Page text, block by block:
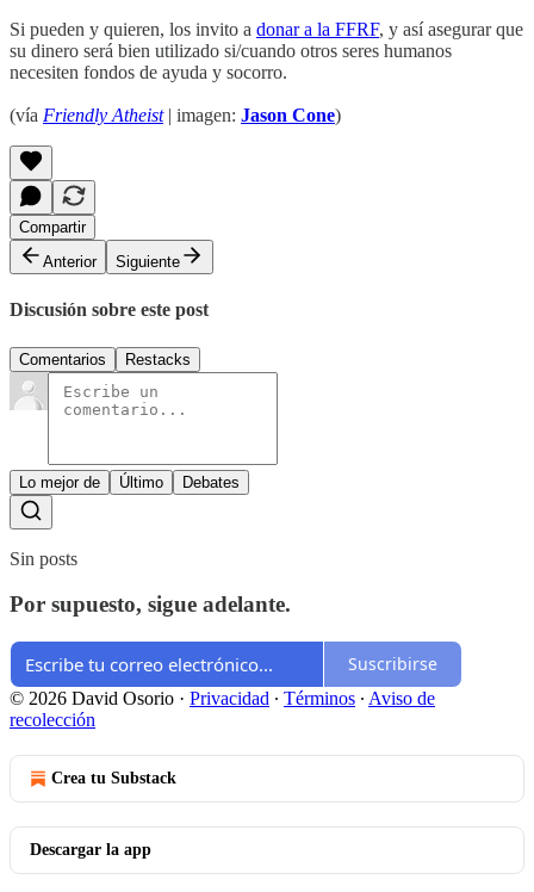
Si pueden y quieren, los invito a donar a la FFRF, y así asegurar que
su dinero será bien utilizado si/cuando otros seres humanos
necesiten fondos de ayuda y socorro.
(vía Friendly Atheist| imagen: Jason Cone)
Compartir
Anterior
Siguiente
Discusión sobre este post
Comentarios Restacks
Lo mejor de Último Debates
Sin posts
Por supuesto, sigue adelante.
Suscribirse
© 2026 David Osorio · Privacidad ∙ Términos ∙ Aviso de
recolección
Crea tu Substack
Descargar la app